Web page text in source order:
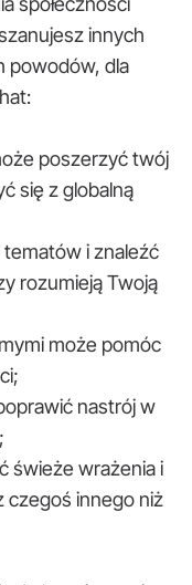
innych
powodów, dla
poszerzyć twój
się z globalną
i znaleźć
rozumieją Twoją
może pomóc
nastrój w
świeże wrażenia i
czegoś innego niż